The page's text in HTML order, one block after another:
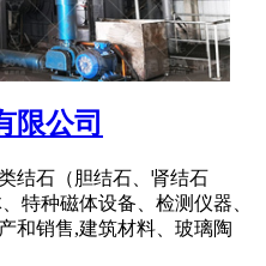
限公司
结石（胆结石、肾结石
特种磁体设备、检测仪器、
和销售,建筑材料、玻璃陶